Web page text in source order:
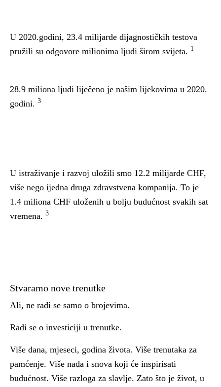
U 2020.godini, 23.4 milijarde dijagnostičkih testova
pružili su odgovore milionima ljudi širom svijeta. 1
28.9 miliona ljudi liječeno je našim lijekovima u 2020.
godini. 3
U istraživanje i razvoj uložili smo 12.2 milijarde CHF,
više nego ijedna druga zdravstvena kompanija. To je
1.4 miliona CHF uloženih u bolju budućnost svakih sat
vremena. 3
Stvaramo nove trenutke
Ali, ne radi se samo o brojevima.
Radi se o investiciji u trenutke.
Više dana, mjeseci, godina života. Više trenutaka za
pamćenje. Više nada i snova koji će inspirisati
budućnost. Više razloga za slavlje. Zato što je život, u